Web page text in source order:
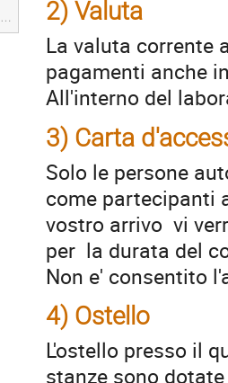
2) Valuta
La valuta corrente
pagamenti anche
All'interno del
3) Carta
Solo le persone
come partecipanti
vostro arrivo vi
per la durata del
Non e' consentito
4) Ostello
L'ostello presso il
stanze sono